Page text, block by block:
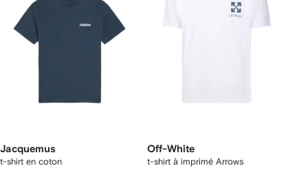
Jacquemus
t-shirt en coton
Off-White
t-shirt à imprimé Arrows